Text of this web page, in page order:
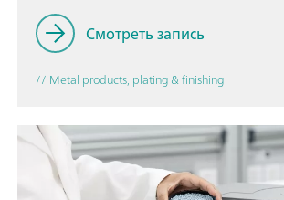
Смотреть запись
// Metal products, plating & finishing